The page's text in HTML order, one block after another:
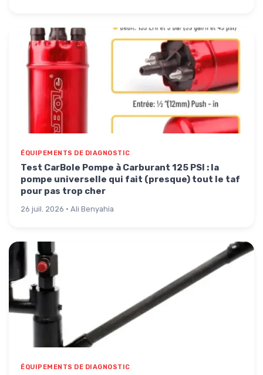
ÉQUIPEMENTS DE DIAGNOSTIC
Test CarBole Pompe à Carburant 125 PSI : la
pompe universelle qui fait (presque) tout le taf
pour pas trop cher
26 juil. 2026 · Ali Benyahia
ÉQUIPEMENTS DE DIAGNOSTIC